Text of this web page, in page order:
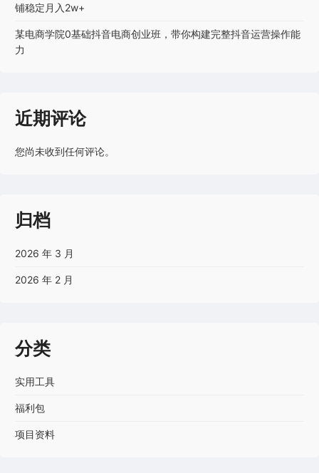
铺稳定月入2w+
某电商学院0基础抖音电商创业班，带你构建完整抖音运营操作能
力
近期评论
您尚未收到任何评论。
归档
2026 年 3 月
2026 年 2 月
分类
实用工具
福利包
项目资料